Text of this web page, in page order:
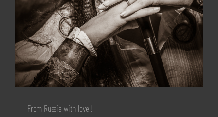
From Russia with love !